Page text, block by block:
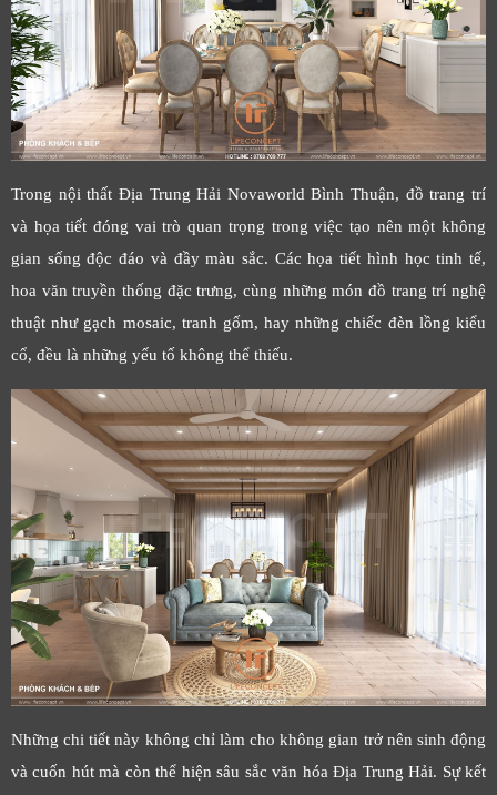
Trong nội thất Địa Trung Hải Novaworld Bình Thuận, đồ trang trí
và họa tiết đóng vai trò quan trọng trong việc tạo nên một không
gian sống độc đáo và đầy màu sắc. Các họa tiết hình học tinh tế,
hoa văn truyền thống đặc trưng, cùng những món đồ trang trí nghệ
thuật như gạch mosaic, tranh gốm, hay những chiếc đèn lồng kiểu
cổ, đều là những yếu tố không thể thiếu.
Những chi tiết này không chỉ làm cho không gian trở nên sinh động
và cuốn hút mà còn thể hiện sâu sắc văn hóa Địa Trung Hải. Sự kết